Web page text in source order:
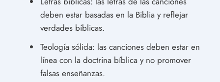
deben estar basadas en la Biblia y reflejar
verdades bíblicas.
Teología sólida: las canciones deben estar en
línea con la doctrina bíblica y no promover
falsas enseñanzas.